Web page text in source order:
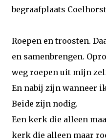
begraafplaats
Roepen en troosten.
en samenbrengen.
weg roepen uit mijn
En nabij zijn wanneer
Beide zijn nodig.
Een kerk die alleen
kerk die alleen maar